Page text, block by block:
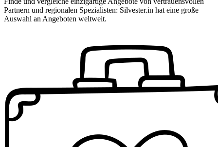
Partnern und regionalen Spezialisten: Silvester.in hat eine große
Auswahl an Angeboten weltweit.